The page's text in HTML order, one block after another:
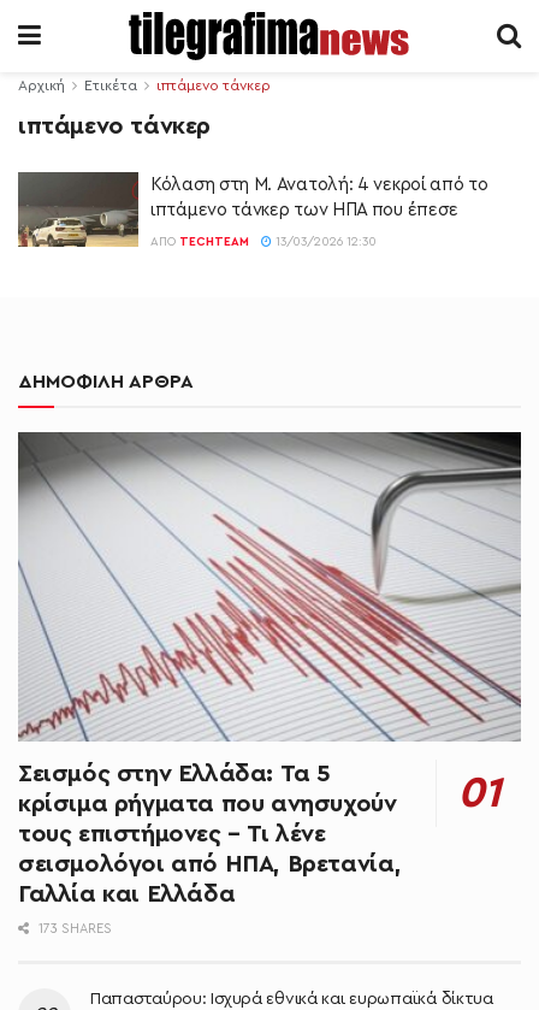
Αρχική Ετικέτα ιπτάμενο τάνκερ
ιπτάμενο τάνκερ
Κόλαση στη Μ. Ανατολή: 4 νεκροί από το
ιπτάμενο τάνκερ των ΗΠΑ που έπεσε
ΑΠΌ TECHTEAM 13/03/2026 12:30
ΔΗΜΟΦΙΛΗ ΑΡΘΡΑ
Σεισμός στην Ελλάδα: Τα 5
κρίσιμα ρήγματα που ανησυχούν
τους επιστήμονες – Τι λένε
σεισμολόγοι από ΗΠΑ, Βρετανία,
Γαλλία και Ελλάδα
173 SHARES
Παπασταύρου: Ισχυρά εθνικά και ευρωπαϊκά δίκτυα